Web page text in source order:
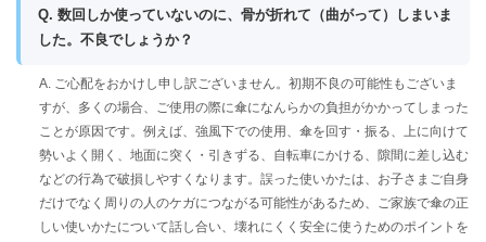
Q. 数回しか使っていないのに、骨が折れて（曲がって）しまいま
した。不良でしょうか？
A. ご心配をおかけし申し訳ございません。初期不良の可能性もございま
すが、多くの場合、ご使用の際に傘になんらかの負担がかかってしまった
ことが原因です。例えば、強風下での使用、傘を回す・振る、上に向けて
勢いよく開く、地面に突く・引きずる、自転車にかける、隙間に差し込む
などの行為で破損しやすくなります。誤った使いかたは、お子さまご自身
だけでなく周りの人のケガにつながる可能性があるため、ご家族で傘の正
しい使いかたについて話し合い、壊れにくく安全に使うためのポイントを